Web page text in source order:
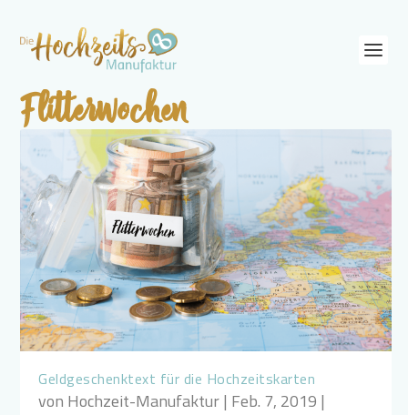
Flitterwochen
Geldgeschenktext für die Hochzeitskarten
von Hochzeit-Manufaktur| Feb. 7, 2019 |